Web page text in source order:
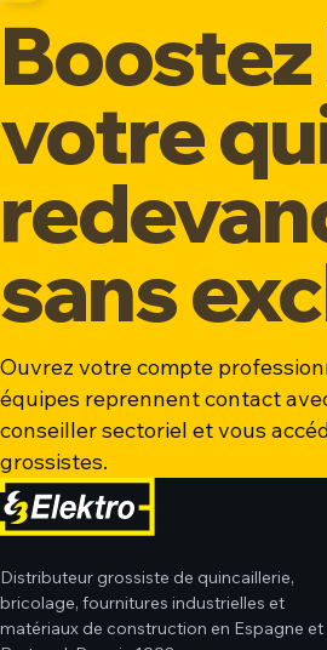
votre
sans
Ouvrez votre compte
équipes reprennent contact
conseiller sectoriel et vous
grossistes.
Distributeur grossiste de quincaillerie,
bricolage, fournitures industrielles et
matériaux de construction en Espagne et